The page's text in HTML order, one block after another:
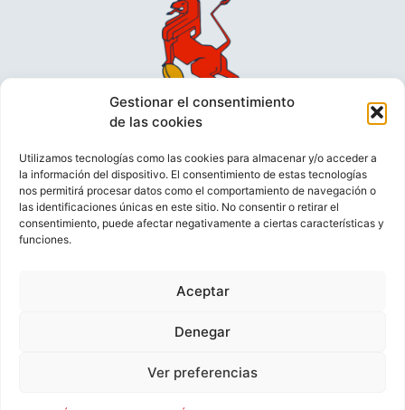
Gestionar el consentimiento
de las cookies
Utilizamos tecnologías como las cookies para almacenar y/o acceder a
la información del dispositivo. El consentimiento de estas tecnologías
nos permitirá procesar datos como el comportamiento de navegación o
las identificaciones únicas en este sitio. No consentir o retirar el
consentimiento, puede afectar negativamente a ciertas características y
funciones.
Aceptar
Denegar
Ver preferencias
VIDEOCONFERENCIAS
POLÍTICA DE PRIVACIDAD
CONTACTO
© FEDERACIÓN ESPAÑOLA DE RUGBY 2023.